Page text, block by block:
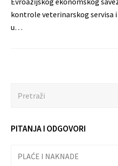
kontrole veterinarskog servisa
u…
PITANJA I ODGOVORI
PLAĆE I NAKNADE